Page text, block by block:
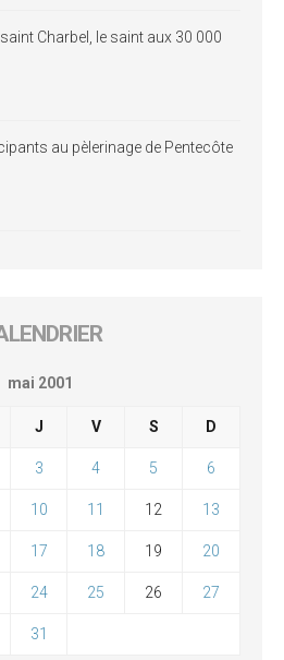
Charbel, le saint aux 30 000
au pèlerinage de Pentecôte
mai 2001
J V S D
3 4 5 6
10 11 12 13
17 18 19 20
24 25 26 27
31